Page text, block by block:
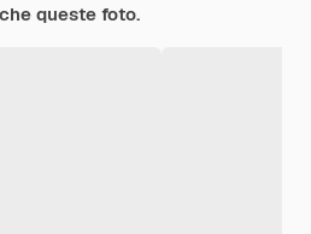
queste foto.